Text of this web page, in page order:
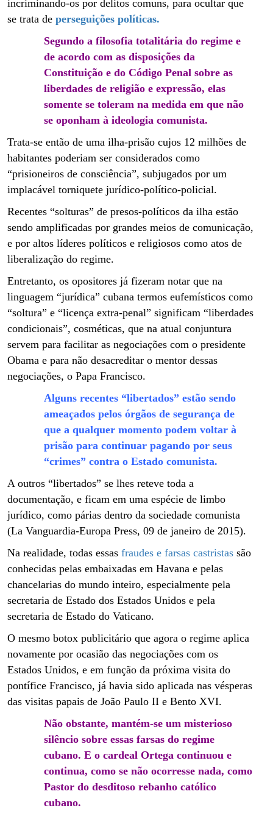
incriminando-os por delitos comuns, para ocultar que
se trata de perseguições políticas.
Segundo a filosofia totalitária do regime e
de acordo com as disposições da
Constituição e do Código Penal sobre as
liberdades de religião e expressão, elas
somente se toleram na medida em que não
se oponham à ideologia comunista.
Trata-se então de uma ilha-prisão cujos 12 milhões de
habitantes poderiam ser considerados como
“prisioneiros de consciência”, subjugados por um
implacável torniquete jurídico-político-policial.
Recentes “solturas” de presos-políticos da ilha estão
sendo amplificadas por grandes meios de comunicação,
e por altos líderes políticos e religiosos como atos de
liberalização do regime.
Entretanto, os opositores já fizeram notar que na
linguagem “jurídica” cubana termos eufemísticos como
“soltura” e “licença extra-penal” significam “liberdades
condicionais”, cosméticas, que na atual conjuntura
servem para facilitar as negociações com o presidente
Obama e para não desacreditar o mentor dessas
negociações, o Papa Francisco.
Alguns recentes “libertados” estão sendo
ameaçados pelos órgãos de segurança de
que a qualquer momento podem voltar à
prisão para continuar pagando por seus
“crimes” contra o Estado comunista.
A outros “libertados” se lhes reteve toda a
documentação, e ficam em uma espécie de limbo
jurídico, como párias dentro da sociedade comunista
(La Vanguardia-Europa Press, 09 de janeiro de 2015).
Na realidade, todas essas fraudes e farsas castristas são
conhecidas pelas embaixadas em Havana e pelas
chancelarias do mundo inteiro, especialmente pela
secretaria de Estado dos Estados Unidos e pela
secretaria de Estado do Vaticano.
O mesmo botox publicitário que agora o regime aplica
novamente por ocasião das negociações com os
Estados Unidos, e em função da próxima visita do
pontífice Francisco, já havia sido aplicada nas vésperas
das visitas papais de João Paulo II e Bento XVI.
Não obstante, mantém-se um misterioso
silêncio sobre essas farsas do regime
cubano. E o cardeal Ortega continuou e
continua, como se não ocorresse nada, como
Pastor do desditoso rebanho católico
cubano.